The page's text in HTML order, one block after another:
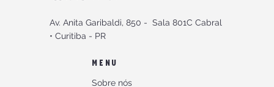
Av. Anita Garibaldi, 850 -Sala 801C Cabral
•Curitiba - PR
MENU
Sobre nós